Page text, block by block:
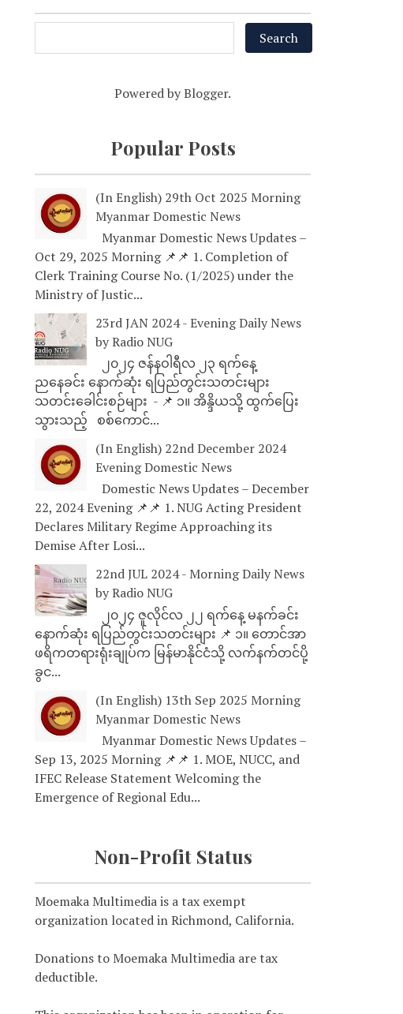
Powered byBlogger.
Popular Posts
(In English) 29th Oct 2025 Morning
Myanmar Domestic News
Myanmar Domestic News Updates –
Oct 29, 2025 Morning 📌📌 1. Completion of
Clerk Training Course No. (1/2025) under the
Ministry of Justic...
23rd JAN 2024 - Evening Daily News
by Radio NUG
၂၀၂၄ ဇန်နဝါရီလ ၂၃ ရက်နေ့
ညနေခင်း နောက်ဆုံး ရပြည်တွင်းသတင်းများ
သတင်းခေါင်းစဉ်များ - 📌 ၁။ အိန္ဒိယသို့ ထွက်ပြေး
သွားသည့် စစ်ကောင်...
(In English) 22nd December 2024
Evening Domestic News
Domestic News Updates – December
22, 2024 Evening 📌📌 1. NUG Acting President
Declares Military Regime Approaching its
Demise After Losi...
22nd JUL 2024 - Morning Daily News
by Radio NUG
၂၀၂၄ ဇူလိုင်လ ၂၂ ရက်နေ့ မနက်ခင်း
နောက်ဆုံး ရပြည်တွင်းသတင်းများ 📌 ၁။ တောင်အာ
ဖရိကတရားရုံးချုပ်က မြန်မာနိုင်ငံသို့ လက်နက်တင်ပို့
ခွင...
(In English) 13th Sep 2025 Morning
Myanmar Domestic News
Myanmar Domestic News Updates –
Sep 13, 2025 Morning 📌📌 1. MOE, NUCC, and
IFEC Release Statement Welcoming the
Emergence of Regional Edu...
Non-Profit Status
Moemaka Multimedia is a tax exempt
organization located in Richmond, California.
Donations to Moemaka Multimedia are tax
deductible.